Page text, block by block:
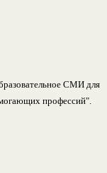
СМИ для
профессий".